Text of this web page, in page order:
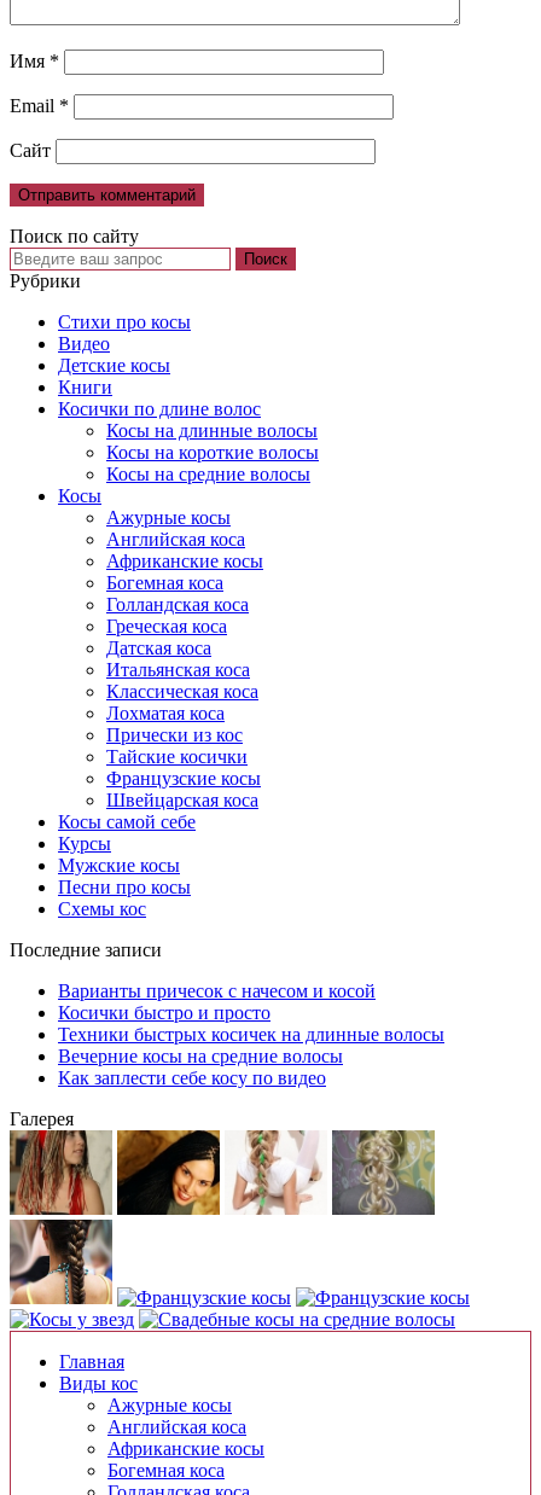
Имя *
Email *
Сайт
Поиск по сайту
Рубрики
Cтихи про косы
Видео
Детские косы
Книги
Косички по длине волос
Косы на длинные волосы
Косы на короткие волосы
Косы на средние волосы
Косы
Ажурные косы
Английская коса
Африканские косы
Богемная коса
Голландская коса
Греческая коса
Датская коса
Итальянская коса
Классическая коса
Лохматая коса
Прически из кос
Тайские косички
Французские косы
Швейцарская коса
Косы самой себе
Курсы
Мужские косы
Песни про косы
Схемы кос
Последние записи
Варианты причесок с начесом и косой
Косички быстро и просто
Техники быстрых косичек на длинные волосы
Вечерние косы на средние волосы
Как заплести себе косу по видео
Галерея
Главная
Виды кос
Ажурные косы
Английская коса
Африканские косы
Богемная коса